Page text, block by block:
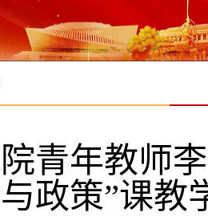
青年教师
政策”课教